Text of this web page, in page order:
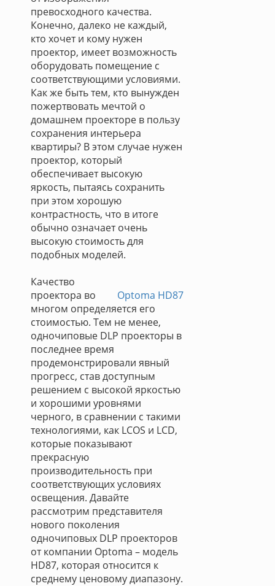
превосходного качества.
Конечно, далеко не каждый,
кто хочет и кому нужен
проектор, имеет возможность
оборудовать помещение с
соответствующими условиями.
Как же быть тем, кто вынужден
пожертвовать мечтой о
домашнем проекторе в пользу
сохранения интерьера
квартиры? В этом случае нужен
проектор, который
обеспечивает высокую
яркость, пытаясь сохранить
при этом хорошую
контрастность, что в итоге
обычно означает очень
высокую стоимость для
подобных моделей.
Optoma HD87
Качество
проектора во
многом определяется его
стоимостью. Тем не менее,
одночиповые DLP проекторы в
последнее время
продемонстрировали явный
прогресс, став доступным
решением с высокой яркостью
и хорошими уровнями
черного, в сравнении с такими
технологиями, как LCOS и LCD,
которые показывают
прекрасную
производительность при
соответствующих условиях
освещения. Давайте
рассмотрим представителя
нового поколения
одночиповых DLP проекторов
от компании Optoma – модель
HD87, которая относится к
среднему ценовому диапазону.